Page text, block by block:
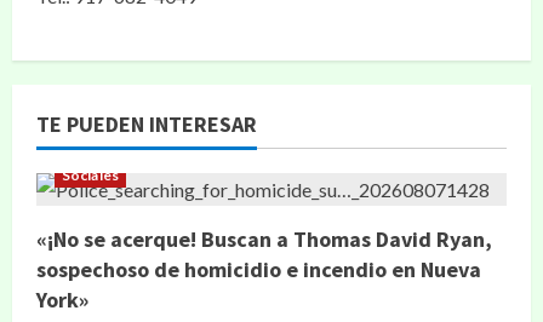
TE PUEDEN INTERESAR
Sociales
«¡No se acerque! Buscan a Thomas David Ryan,
sospechoso de homicidio e incendio en Nueva
York»